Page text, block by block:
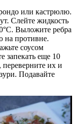
или кастрюлю.
Слейте жидкость
Выложите ребра
на противне.
соусом
запекать еще 10
переверните их и
Подавайте